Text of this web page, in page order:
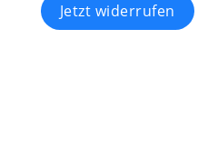
Jetzt widerrufen